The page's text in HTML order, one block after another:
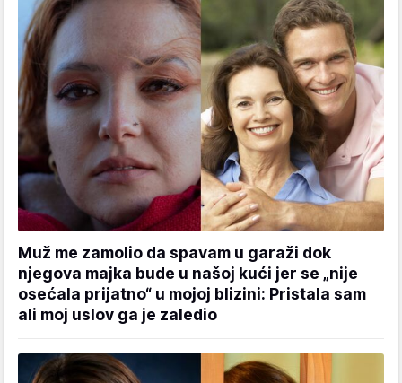
Muž me zamolio da spavam u garaži dok
njegova majka bude u našoj kući jer se „nije
osećala prijatno“ u mojoj blizini: Pristala sam
ali moj uslov ga je zaledio